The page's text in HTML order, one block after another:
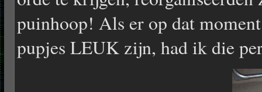
puinhoop! Als er op dat
pupjes LEUK zijn, had ik die